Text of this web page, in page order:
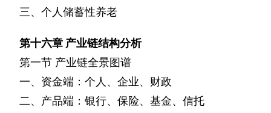
三、个人储蓄性养老
第十六章 产业链结构分析
第一节 产业链全景图谱
一、资金端：个人、企业、财政
二、产品端：银行、保险、基金、信托